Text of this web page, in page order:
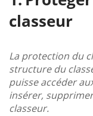
classeur
La protection du
structure du
puisse accéder
insérer,
classeur.